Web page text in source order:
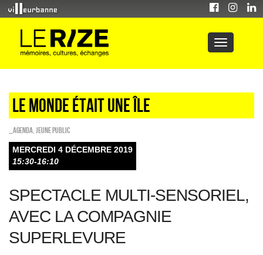
Le monde était une île
_Agenda Jeune public
MERCREDI 4 DÉCEMBRE 2019
15:30-16:10
SPECTACLE MULTI-SENSORIEL,
AVEC LA COMPAGNIE
SUPERLEVURE